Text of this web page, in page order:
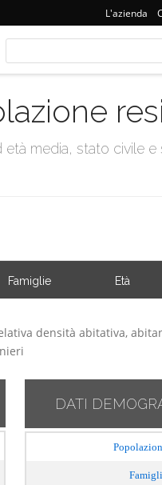
L'azienda
media, stato civile e
Famiglie Età
densità abitativa,
DATI